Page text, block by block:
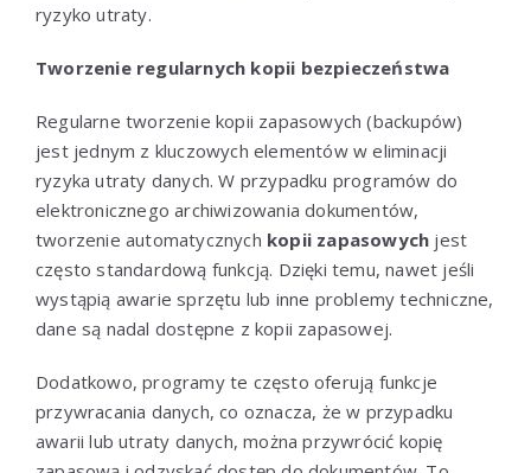
ryzyko utraty.
Tworzenie regularnych kopii bezpieczeństwa
Regularne tworzenie kopii zapasowych (backupów)
jest jednym z kluczowych elementów w eliminacji
ryzyka utraty danych. W przypadku programów do
elektronicznego archiwizowania dokumentów,
tworzenie automatycznych kopii zapasowych jest
często standardową funkcją. Dzięki temu, nawet jeśli
wystąpią awarie sprzętu lub inne problemy techniczne,
dane są nadal dostępne z kopii zapasowej.
Dodatkowo, programy te często oferują funkcje
przywracania danych, co oznacza, że w przypadku
awarii lub utraty danych, można przywrócić kopię